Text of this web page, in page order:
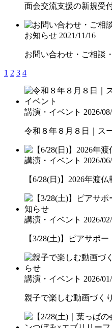
面会交流支援の新規受
お知らせ 2021/11/16
お問い合わせ・ご相談
1 2 3 4
講演・イベント 2026/
令和８年８月８日｜ス
講演・イベント 2026/
【6/28(日)】2026年渡
講演・イベント 2026/
【3/28(土)】ピアサポ
講演・イベント 2026/
親子で楽しむ動画づく